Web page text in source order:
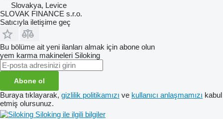
Slovakya, Levice
SLOVAK FINANCE s.r.o.
Satıcıyla iletişime geç
Bu bölüme ait yeni ilanları almak için abone olun
yem karma makineleri Siloking
Abone ol
Buraya tıklayarak, gizlilik politikamızı ve kullanıcı anlaşmamızı kabul
etmiş olursunuz.
Siloking ile ilgili bilgiler